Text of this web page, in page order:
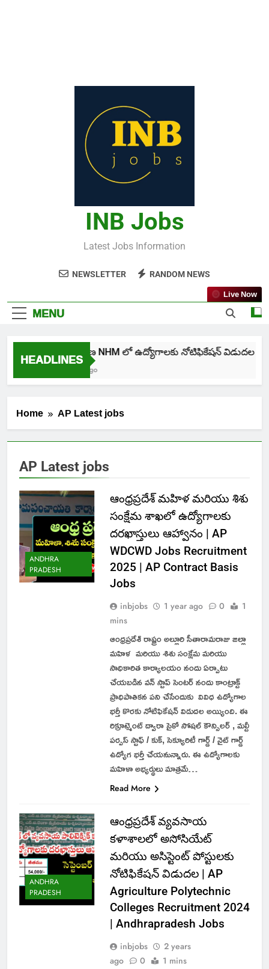
INB Jobs
Latest Jobs Information
NEWSLETTER RANDOM NEWS
MENU
Live Now
HEADLINESతెలంగాణ NHM లో ఉద్యోగాలకు నోటిఫికేషన్ విడుదల
Home AP Latest jobs
AP Latest jobs
ANDHRA
PRADESH
ఆంధ్రప్రదేశ్ మహిళ మరియు శిశు
సంక్షేమ శాఖలో ఉద్యోగాలకు
దరఖాస్తులు ఆహ్వానం | AP
WDCWD Jobs Recruitment
2025 | AP Contract Basis
Jobs
inbjobs 1 year ago 0
1
mins
ఆంధ్రప్రదేశ్ రాష్ట్రం అల్లూరి సీతారామరాజు జిల్లా
మహిళ మరియు శిశు సంక్షేమ మరియు
సాధికారిత కార్యాలయం నందు ఏర్పాటు
చేయబడిన వన్ స్టాప్ సెంటర్ నందు కాంట్రాక్ట్
ప్రాధిపాతికన పని చేసేందుకు వివిధ ఉద్యోగాల
భర్తీ కొరకు నోటిఫికేషన్ విడుదల అయ్యింది. ఈ
రిక్రూట్మెంట్ ద్వారా సైకో సోషల్ కౌన్సిలర్ , మల్టీ
పర్పస్ స్టాఫ్ / కుక్, సెక్యూరిటీ గార్డ్ / నైట్ గార్డ్
ఉద్యోగ భర్తీ చేయనున్నారు. ఈ ఉద్యోగాలకు
మహిళా అభ్యర్థులు మాత్రమే…
Read More
ANDHRA
PRADESH
ఆంధ్రప్రదేశ్ వ్యవసాయ
కళాశాలలో అసోసియేట్
మరియు అసిస్టెంట్ పోస్టులకు
నోటిఫికేషన్ విడుదల | AP
Agriculture Polytechnic
Colleges Recruitment 2024
| Andhrapradesh Jobs
inbjobs
2 years
ago
0 1 mins